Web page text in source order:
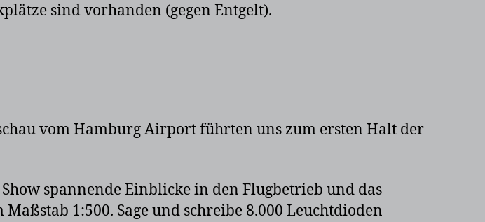
sind vorhanden (gegen Entgelt).
vom Hamburg Airport führten uns zum ersten Halt der
spannende Einblicke in den Flugbetrieb und das
1:500. Sage und schreibe 8.000 Leuchtdioden